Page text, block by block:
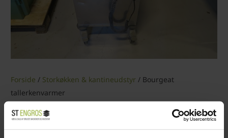
Forside / Storkøkken & kantineudstyr / Bourgeat
tallerkenvarmer
1.500,00